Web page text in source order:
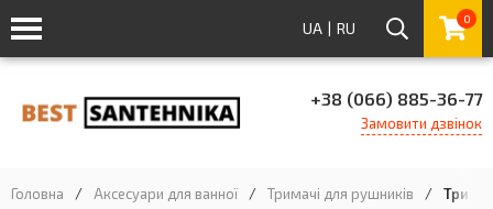
UA | RU 0
+38 (066) 885-36-77
Замовити дзвінок
Головна / Аксесуари для ванної / Тримачі для рушників /